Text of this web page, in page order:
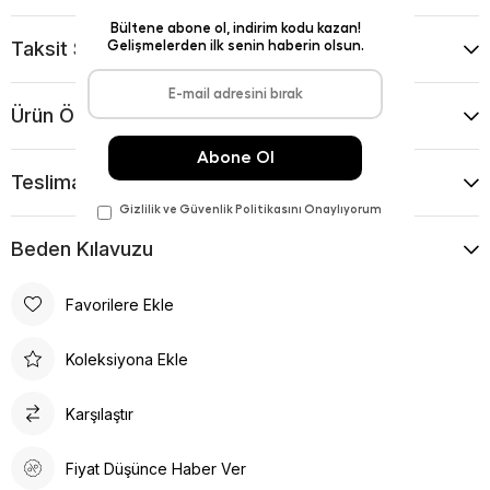
Taksit Seçenekleri
Ürün Önerileri
Teslimat Ve İade Koşulları
Beden Kılavuzu
Favorilere Ekle
Koleksiyona Ekle
Karşılaştır
Fiyat Düşünce Haber Ver